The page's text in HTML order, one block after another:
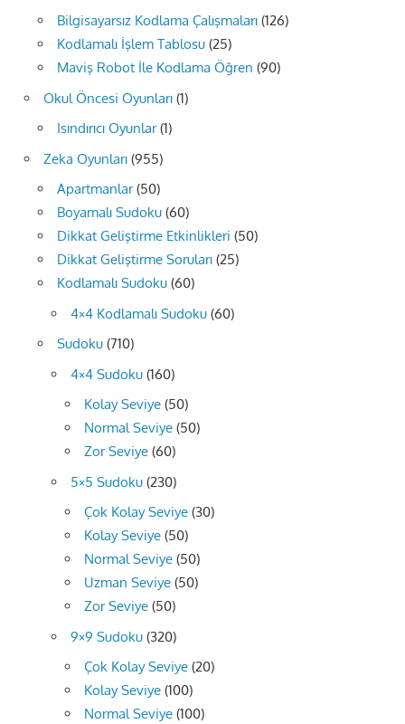
Bilgisayarsız Kodlama Çalışmaları (126)
Kodlamalı İşlem Tablosu (25)
Maviş Robot İle Kodlama Öğren (90)
Okul Öncesi Oyunları (1)
Isındırıcı Oyunlar(1)
Zeka Oyunları (955)
Apartmanlar(50)
Boyamalı Sudoku (60)
Dikkat Geliştirme Etkinlikleri (50)
Dikkat Geliştirme Soruları (25)
Kodlamalı Sudoku (60)
4×4 Kodlamalı Sudoku (60)
Sudoku (710)
4×4 Sudoku (160)
Kolay Seviye (50)
Normal Seviye (50)
Zor Seviye (60)
5×5 Sudoku (230)
Çok Kolay Seviye (30)
Kolay Seviye (50)
Normal Seviye (50)
Uzman Seviye (50)
Zor Seviye (50)
9×9 Sudoku (320)
Çok Kolay Seviye (20)
Kolay Seviye (100)
Normal Seviye (100)